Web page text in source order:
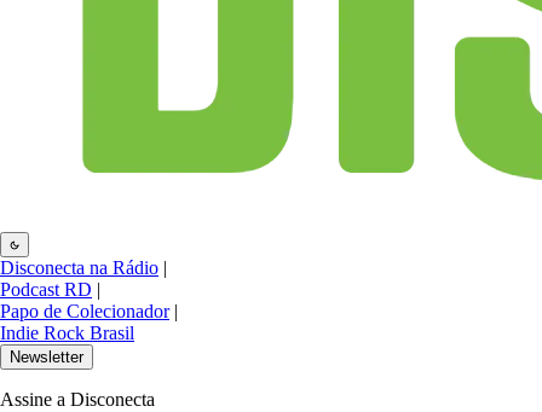
Disconecta na Rádio |
Podcast RD |
Papo de Colecionador |
Indie Rock Brasil
Newsletter
Assine a Disconecta